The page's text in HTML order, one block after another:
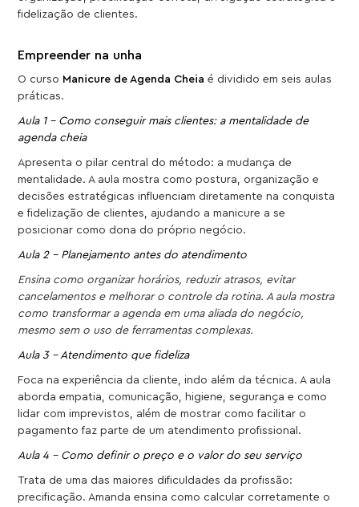
fidelização de clientes.
Empreender na unha
O curso Manicure de Agenda Cheia é dividido em seis aulas
práticas.
Aula 1 – Como conseguir mais clientes: a mentalidade de
agenda cheia
Apresenta o pilar central do método: a mudança de
mentalidade. A aula mostra como postura, organização e
decisões estratégicas influenciam diretamente na conquista
e fidelização de clientes, ajudando a manicure a se
posicionar como dona do próprio negócio.
Aula 2 – Planejamento antes do atendimento
Ensina como organizar horários, reduzir atrasos, evitar
cancelamentos e melhorar o controle da rotina. A aula mostra
como transformar a agenda em uma aliada do negócio,
mesmo sem o uso de ferramentas complexas.
Aula 3 – Atendimento que fideliza
Foca na experiência da cliente, indo além da técnica. A aula
aborda empatia, comunicação, higiene, segurança e como
lidar com imprevistos, além de mostrar como facilitar o
pagamento faz parte de um atendimento profissional.
Aula 4 – Como definir o preço e o valor do seu serviço
Trata de uma das maiores dificuldades da profissão:
precificação. Amanda ensina como calcular corretamente o